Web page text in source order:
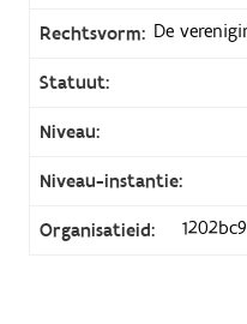
Rechtsvorm: De
Statuut:
Niveau:
Niveau-instantie:
Organisatieid: